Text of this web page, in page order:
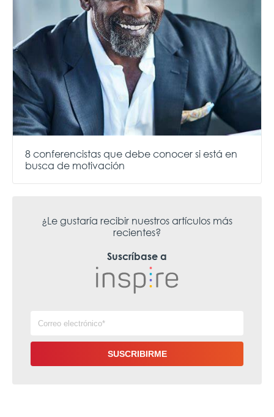
8 conferencistas que debe conocer si está en
busca de motivación
¿Le gustaría recibir nuestros artículos más
recientes?
Suscríbase a